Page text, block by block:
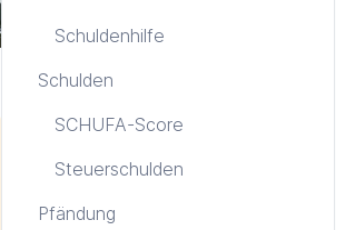
Schuldenhilfe
Schulden
SCHUFA-Score
Steuerschulden
Pfändung